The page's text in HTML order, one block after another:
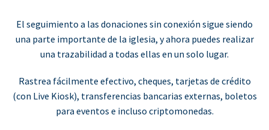
El seguimiento a las donaciones sin conexión sigue siendo
una parte importante de la iglesia, y ahora puedes realizar
una trazabilidad a todas ellas en un solo lugar.
Rastrea fácilmente efectivo, cheques, tarjetas de crédito
(con Live Kiosk), transferencias bancarias externas, boletos
para eventos e incluso criptomonedas.